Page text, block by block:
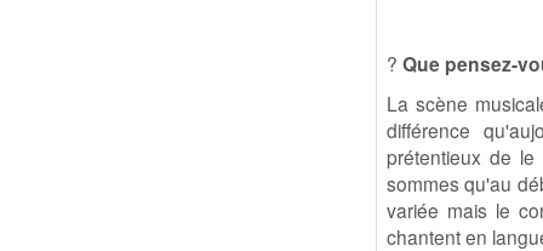
? Que pensez-
La scène
différence
prétentieux de
sommes qu'au
variée mais le
chantent en